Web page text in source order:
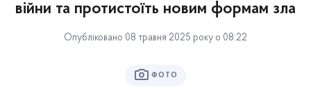
війни та протистоїть новим формам зла
Опубліковано 08 травня 2025 року о 08:22
ФОТО